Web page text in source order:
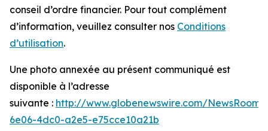
conseil d’ordre financier. Pour tout complément
d’information, veuillez consulter nos Conditions
d’utilisation.
Une photo annexée au présent communiqué est
disponible à l’adresse
suivante : http://www.globenewswire.com/
6e06-4dc0-a2e5-e75cce10a21b